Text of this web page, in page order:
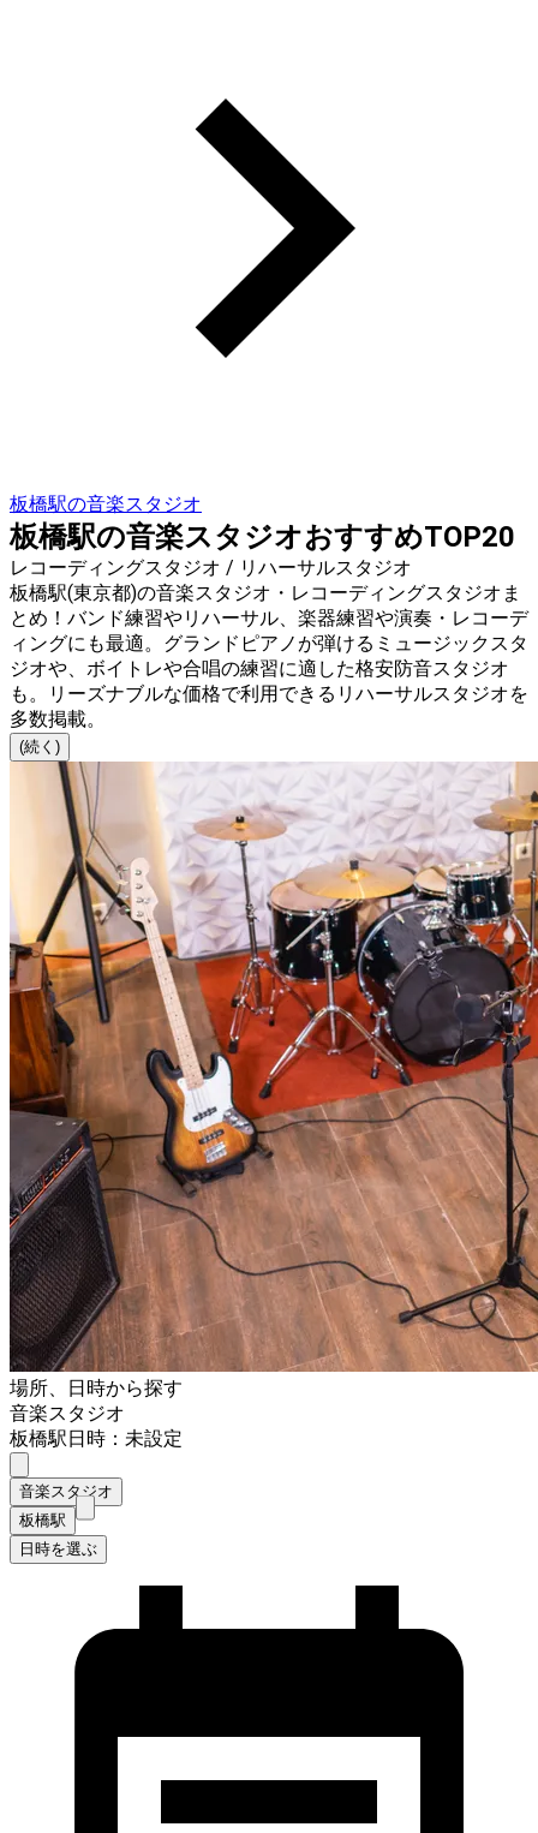
板橋駅の音楽スタジオ
板橋駅の音楽スタジオおすすめTOP20
レコーディングスタジオ / リハーサルスタジオ
板橋駅(東京都)の音楽スタジオ・レコーディングスタジオま
とめ！バンド練習やリハーサル、楽器練習や演奏・レコーデ
ィングにも最適。グランドピアノが弾けるミュージックスタ
ジオや、ボイトレや合唱の練習に適した格安防音スタジオ
も。リーズナブルな価格で利用できるリハーサルスタジオを
多数掲載。
(続く)
場所、日時から探す
音楽スタジオ
板橋駅日時：未設定
音楽スタジオ
板橋駅
日時を選ぶ